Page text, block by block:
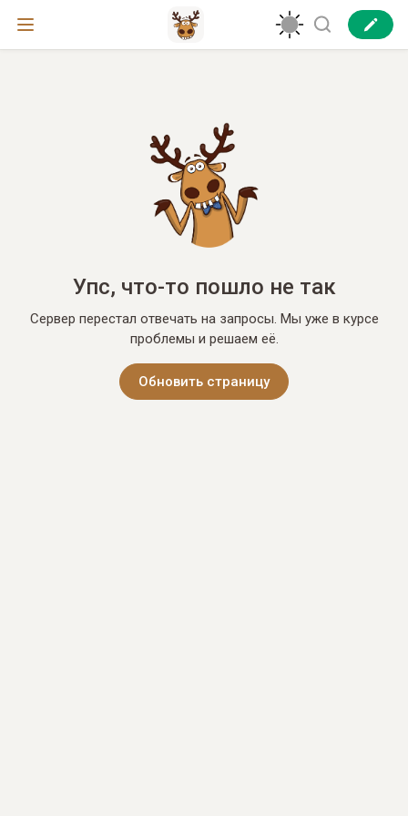
Упс, что-то пошло не так
Сервер перестал отвечать на запросы. Мы уже в курсе
проблемы и решаем её.
Обновить страницу